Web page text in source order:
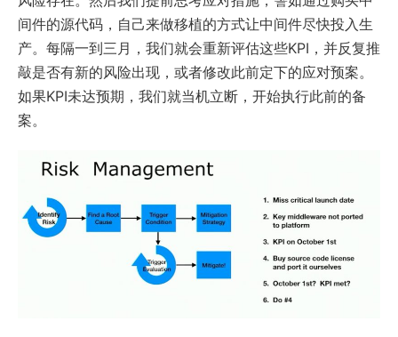
间件的源代码，自己来做移植的方式让中间件尽快投入生
产。每隔一到三月，我们就会重新评估这些KPI，并反复推
敲是否有新的风险出现，或者修改此前定下的应对预案。
如果KPI未达预期，我们就当机立断，开始执行此前的备
案。